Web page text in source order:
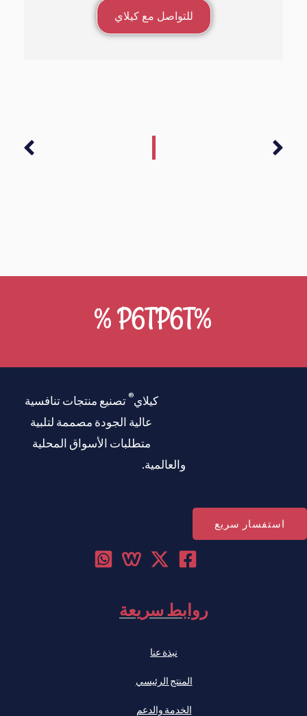
للتواصل مع كيلاي
%P6TP6T %
كيلاي® تصنيع منتجات تنافسية
عالية الجودة مصممة لتلبية
متطلبات الأسواق المحلية
والعالمية.
استفسار سريع
روابط سريعة
نبذة عنا
المنتج الرئيسي
الخدمة والدعم